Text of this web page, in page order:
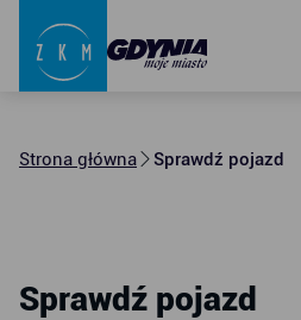
Strona główna Sprawdź pojazd
Sprawdź pojazd